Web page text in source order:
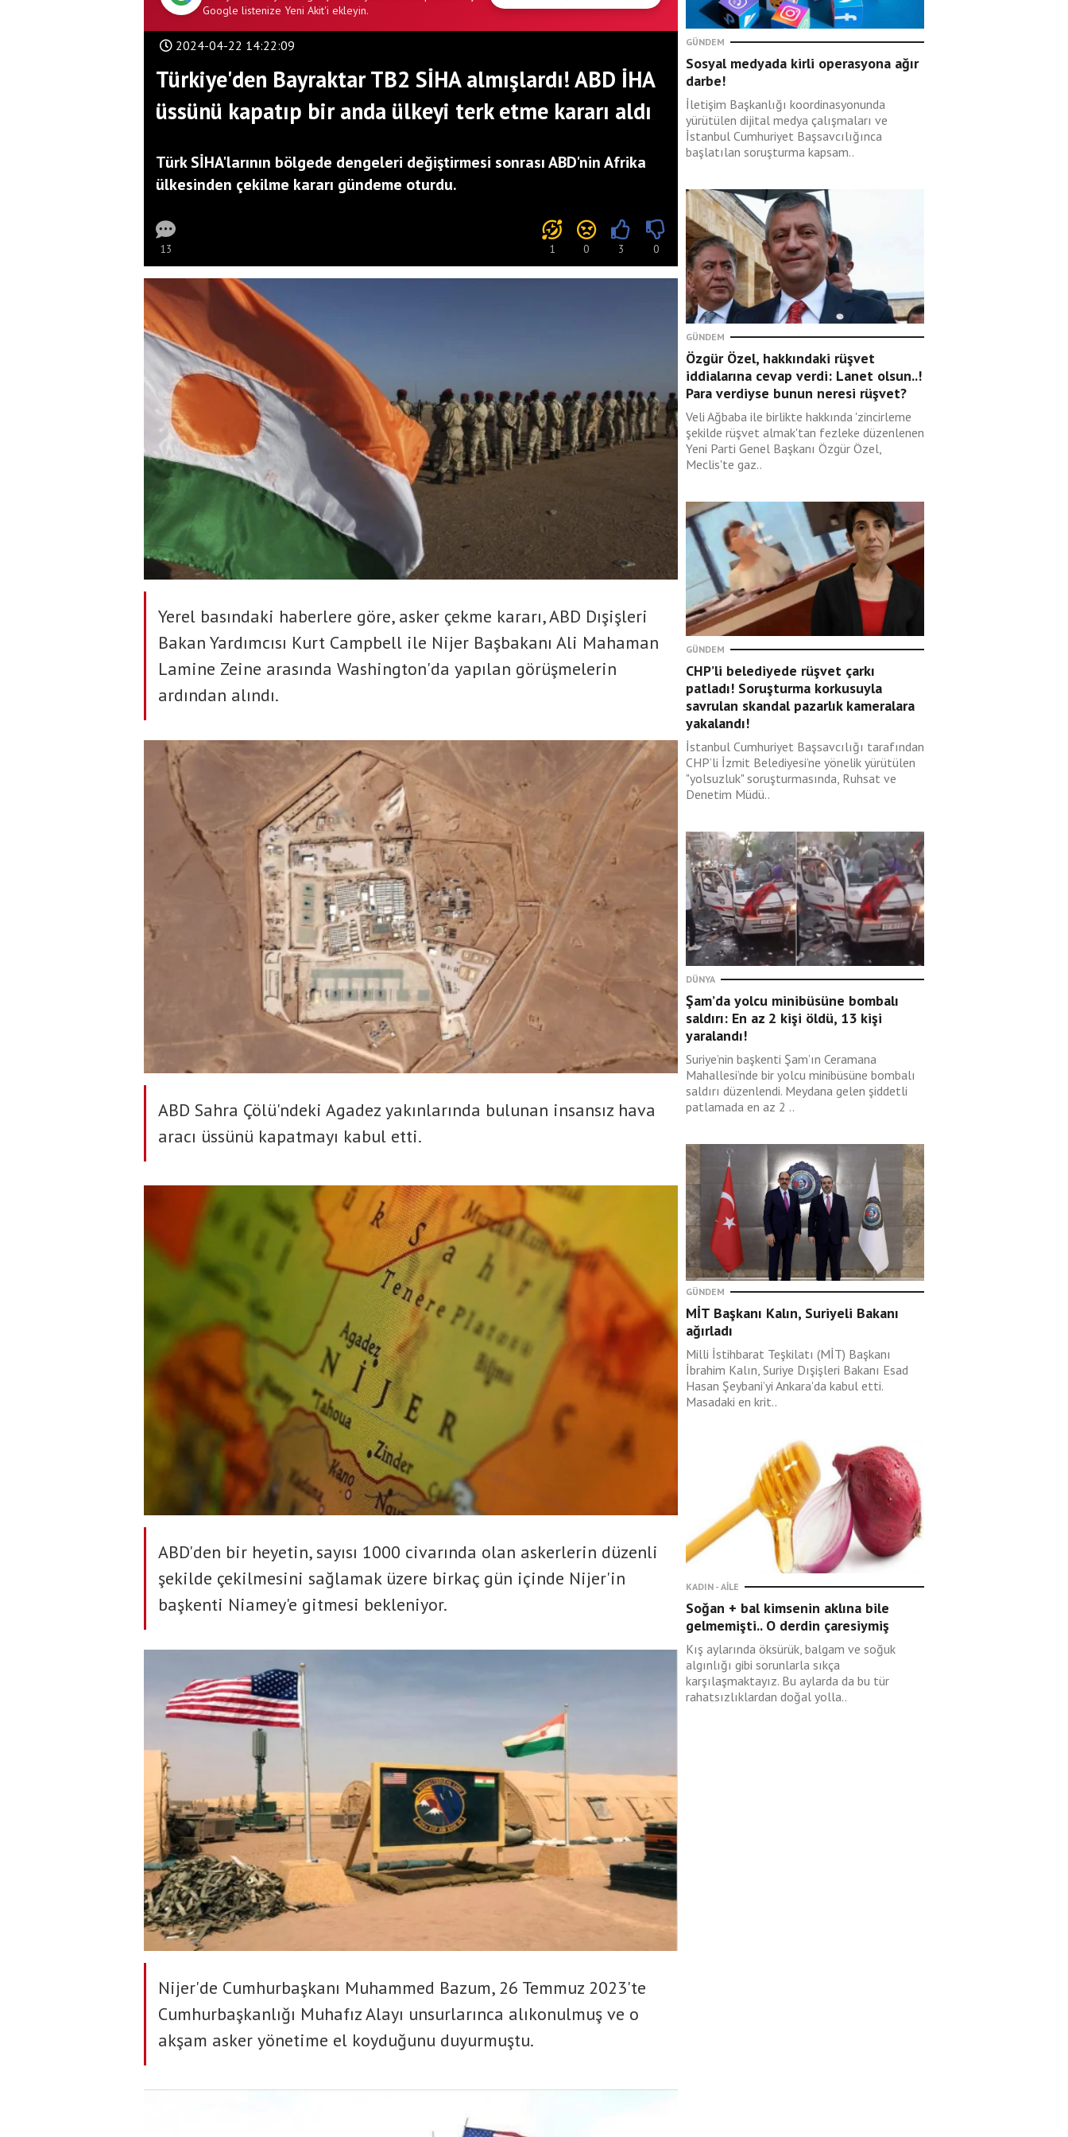
Google listenize Yeni Akit'i ekleyin.
2024-04-22 14:22:09
Türkiye'den Bayraktar TB2 SİHA almışlardı! ABD İHA
üssünü kapatıp bir anda ülkeyi terk etme kararı aldı
Türk SİHA'larının bölgede dengeleri değiştirmesi sonrası ABD'nin Afrika
ülkesinden çekilme kararı gündeme oturdu.
13 1 0 3 0
Yerel basındaki haberlere göre, asker çekme kararı, ABD Dışişleri
Bakan Yardımcısı Kurt Campbell ile Nijer Başbakanı Ali Mahaman
Lamine Zeine arasında Washington'da yapılan görüşmelerin
ardından alındı.
ABD Sahra Çölü'ndeki Agadez yakınlarında bulunan insansız hava
aracı üssünü kapatmayı kabul etti.
ABD'den bir heyetin, sayısı 1000 civarında olan askerlerin düzenli
şekilde çekilmesini sağlamak üzere birkaç gün içinde Nijer'in
başkenti Niamey'e gitmesi bekleniyor.
Nijer'de Cumhurbaşkanı Muhammed Bazum, 26 Temmuz 2023'te
Cumhurbaşkanlığı Muhafız Alayı unsurlarınca alıkonulmuş ve o
akşam asker yönetime el koyduğunu duyurmuştu.
GÜNDEM
Sosyal medyada kirli operasyona ağır
darbe!
İletişim Başkanlığı koordinasyonunda
yürütülen dijital medya çalışmaları ve
İstanbul Cumhuriyet Başsavcılığınca
başlatılan soruşturma kapsam..
GÜNDEM
Özgür Özel, hakkındaki rüşvet
iddialarına cevap verdi: Lanet olsun..!
Para verdiyse bunun neresi rüşvet?
Veli Ağbaba ile birlikte hakkında 'zincirleme
şekilde rüşvet almak'tan fezleke düzenlenen
Yeni Parti Genel Başkanı Özgür Özel,
Meclis'te gaz..
GÜNDEM
CHP’li belediyede rüşvet çarkı
patladı! Soruşturma korkusuyla
savrulan skandal pazarlık kameralara
yakalandı!
İstanbul Cumhuriyet Başsavcılığı tarafından
CHP’li İzmit Belediyesi’ne yönelik yürütülen
"yolsuzluk" soruşturmasında, Ruhsat ve
Denetim Müdü..
DÜNYA
Şam’da yolcu minibüsüne bombalı
saldırı: En az 2 kişi öldü, 13 kişi
yaralandı!
Suriye’nin başkenti Şam’ın Ceramana
Mahallesi’nde bir yolcu minibüsüne bombalı
saldırı düzenlendi. Meydana gelen şiddetli
patlamada en az 2 ..
GÜNDEM
MİT Başkanı Kalın, Suriyeli Bakanı
ağırladı
Milli İstihbarat Teşkilatı (MİT) Başkanı
İbrahim Kalın, Suriye Dışişleri Bakanı Esad
Hasan Şeybani’yi Ankara'da kabul etti.
Masadaki en krit..
KADIN - AILE
Soğan + bal kimsenin aklına bile
gelmemişti.. O derdin çaresiymiş
Kış aylarında öksürük, balgam ve soğuk
algınlığı gibi sorunlarla sıkça
karşılaşmaktayız. Bu aylarda da bu tür
rahatsızlıklardan doğal yolla..